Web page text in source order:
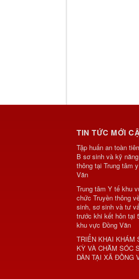
TIN TỨC MỚI
Tập huấn an toàn
B sơ sinh và kỹ
thông tại Trung tâm
Văn
Trung tâm Y tế khu
chức Truyền thông
sinh, sơ sinh và tư
trước khi kết hôn tại
khu vực Đồng Văn
TRIỂN KHAI KHÁM
KỲ VÀ CHĂM SÓC
DÂN TẠI XÃ ĐỒNG